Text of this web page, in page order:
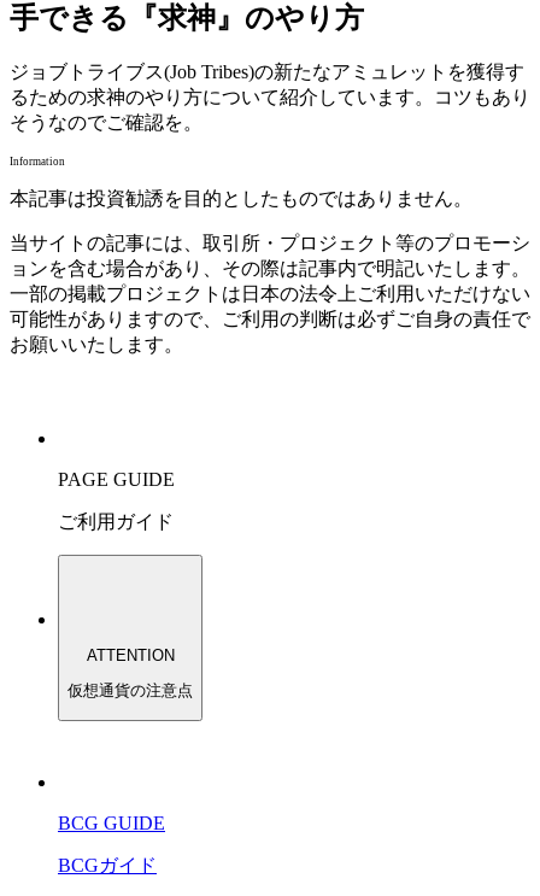
手できる『求神』のやり方
ジョブトライブス(Job Tribes)の新たなアミュレットを獲得す
るための求神のやり方について紹介しています。コツもあり
そうなのでご確認を。
Information
本記事は投資勧誘を目的としたものではありません。
当サイトの記事には、取引所・プロジェクト等のプロモーシ
ョンを含む場合があり、その際は記事内で明記いたします。
一部の掲載プロジェクトは日本の法令上ご利用いただけない
可能性がありますので、ご利用の判断は必ずご自身の責任で
お願いいたします。
PAGE GUIDE
ご利用ガイド
ATTENTION
仮想通貨の注意点
BCG GUIDE
BCGガイド